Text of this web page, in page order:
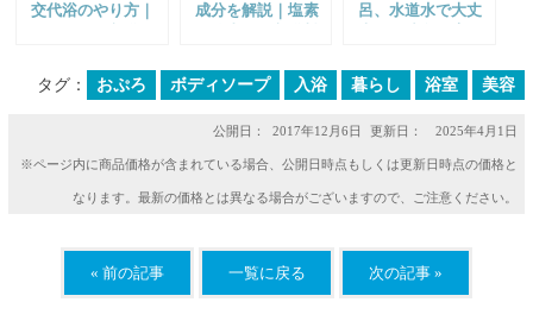
交代浴のやり方｜
方法
成分を解説｜塩素
呂、水道水で大丈
るボディソープ
タグ： おぷろ ボディソープ 入浴 暮らし 浴室 美容
公開日： 2017年12月6日 更新日： 2025年4月1日
※ページ内に商品価格が含まれている場合、公開日時点もしくは更新日時点の価格と
なります。最新の価格とは異なる場合がございますので、ご注意ください。
« 前の記事 一覧に戻る 次の記事 »